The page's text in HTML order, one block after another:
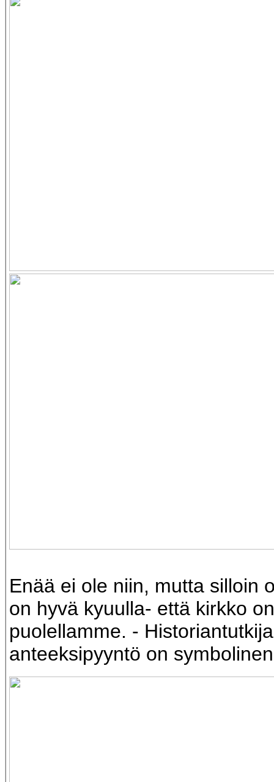
Enää ei ole niin, mutta silloin
on hyvä kyuulla- että kirkko on
puolellamme. -
anteeksipyyntö on